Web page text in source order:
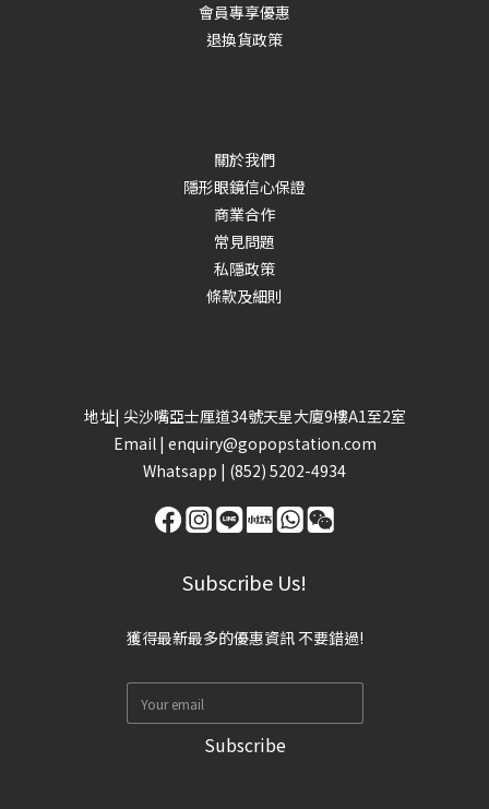
會員專享優惠
退換貨政策
關於我們
隱形眼鏡信心保證
商業合作
常見問題
私隱政策
條款及細則
地址| 尖沙嘴亞士厘道34號天星大廈9樓A1至2室
Email | enquiry@gopopstation.com
Whatsapp | (852) 5202-4934
Subscribe Us!
獲得最新最多的優惠資訊 不要錯過!
Subscribe